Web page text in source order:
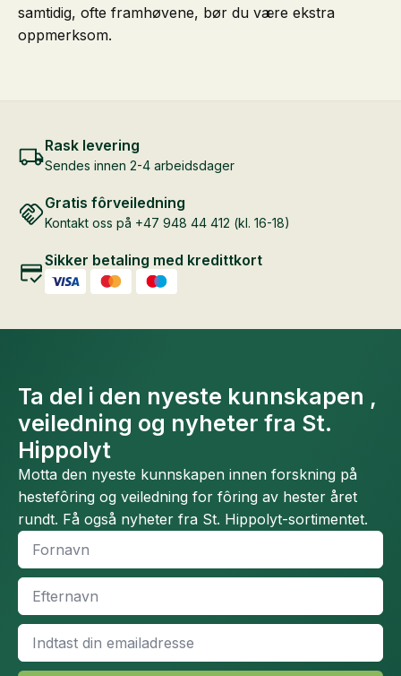
samtidig, ofte framhøvene, bør du være ekstra
oppmerksom.
Rask levering
Sendes innen 2-4 arbeidsdager
Gratis fôrveiledning
Kontakt oss på +47 948 44 412 (kl. 16-18)
Sikker betaling med kredittkort
Ta del i den nyeste kunnskapen ,
veiledning og nyheter fra St.
Hippolyt
Motta den nyeste kunnskapen innen forskning på
hestefôring og veiledning for fôring av hester året
rundt. Få også nyheter fra St. Hippolyt-sortimentet.
Fornavn
Efternavn
Email